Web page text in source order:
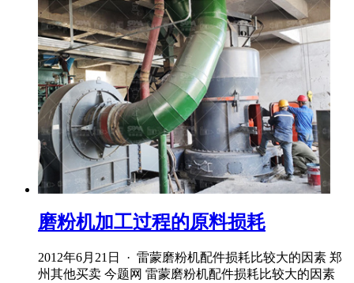
磨粉机加工过程的原料损耗
2012年6月21日 · 雷蒙磨粉机配件损耗比较大的因素 郑
州其他买卖 今题网 雷蒙磨粉机配件损耗比较大的因素